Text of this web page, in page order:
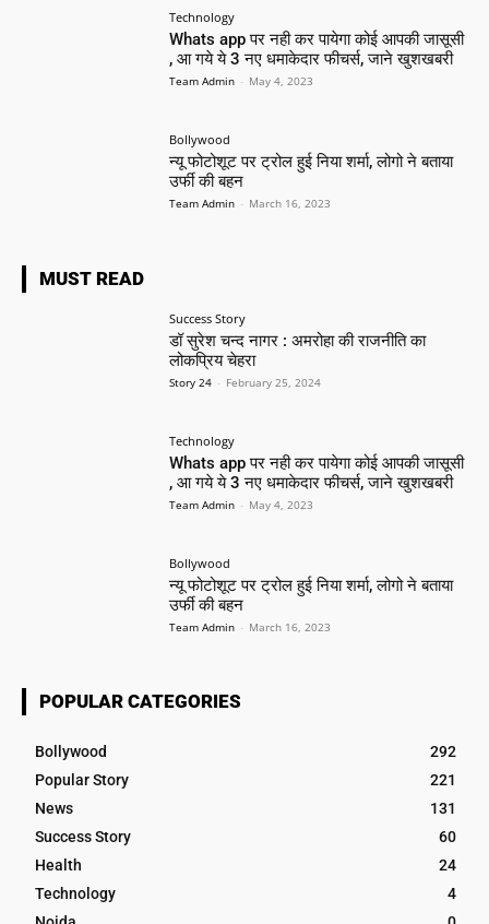
Technology
Whats app पर नही कर पायेगा कोई आपकी जासूसी
, आ गये ये 3 नए धमाकेदार फीचर्स, जाने खुशखबरी
Team Admin - May 4, 2023
Bollywood
न्यू फोटोशूट पर ट्रोल हुई निया शर्मा, लोगो ने बताया
उर्फी की बहन
Team Admin - March 16, 2023
MUST READ
Success Story
डॉ सुरेश चन्द नागर : अमरोहा की राजनीति का
लोकप्रिय चेहरा
Story 24 - February 25, 2024
Technology
Whats app पर नही कर पायेगा कोई आपकी जासूसी
, आ गये ये 3 नए धमाकेदार फीचर्स, जाने खुशखबरी
Team Admin - May 4, 2023
Bollywood
न्यू फोटोशूट पर ट्रोल हुई निया शर्मा, लोगो ने बताया
उर्फी की बहन
Team Admin - March 16, 2023
POPULAR CATEGORIES
Bollywood
292
Popular Story
221
News
131
Success Story
60
Health
24
Technology
4